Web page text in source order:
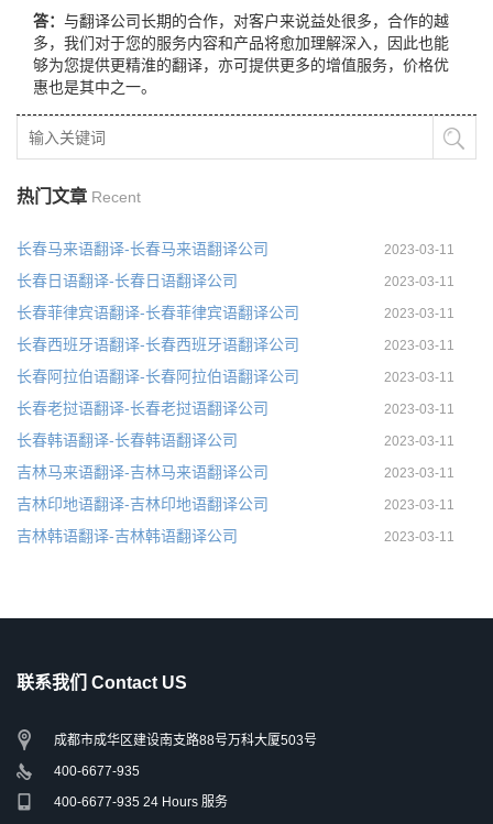
答： 与翻译公司长期的合作，对客户来说益处很多，合作的越
多，我们对于您的服务内容和产品将愈加理解深入，因此也能
够为您提供更精淮的翻译，亦可提供更多的增值服务，价格优
惠也是其中之一。
热门文章 Recent
长春马来语翻译-长春马来语翻译公司 2023-03-11
长春日语翻译-长春日语翻译公司 2023-03-11
长春菲律宾语翻译-长春菲律宾语翻译公司 2023-03-11
长春西班牙语翻译-长春西班牙语翻译公司 2023-03-11
长春阿拉伯语翻译-长春阿拉伯语翻译公司 2023-03-11
长春老挝语翻译-长春老挝语翻译公司 2023-03-11
长春韩语翻译-长春韩语翻译公司 2023-03-11
吉林马来语翻译-吉林马来语翻译公司 2023-03-11
吉林印地语翻译-吉林印地语翻译公司 2023-03-11
吉林韩语翻译-吉林韩语翻译公司 2023-03-11
联系我们 Contact US
成都市成华区建设南支路88号万科大厦503号
400-6677-935
400-6677-935 24 Hours 服务